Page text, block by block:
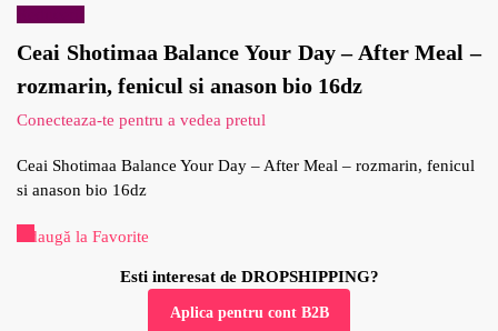
Ceai Shotimaa Balance Your Day – After Meal –
rozmarin, fenicul si anason bio 16dz
Conecteaza-te pentru a vedea pretul
Ceai Shotimaa Balance Your Day – After Meal – rozmarin, fenicul
si anason bio 16dz
Adaugă la Favorite
Esti interesat de DROPSHIPPING?
Aplica pentru cont B2B